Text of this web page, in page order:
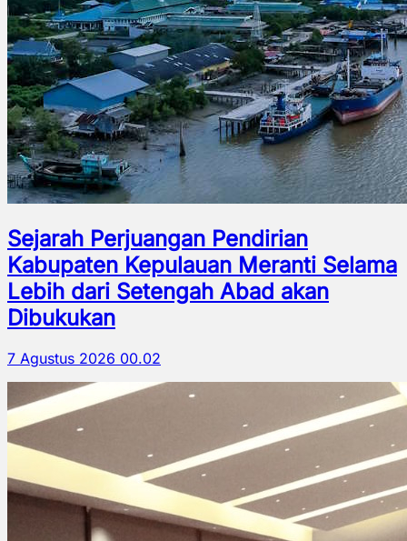
Sejarah Perjuangan Pendirian
Kabupaten Kepulauan Meranti Selama
Lebih dari Setengah Abad akan
Dibukukan
7 Agustus 2026 00.02